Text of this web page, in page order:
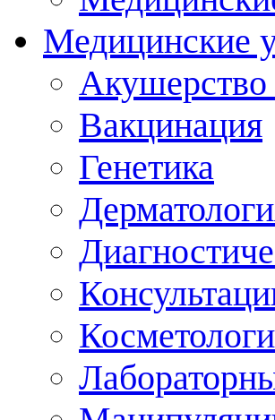
Медицинские
Акушерство
Вакцинация
Генетика